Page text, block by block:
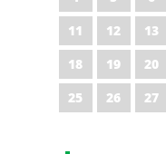
11
12 13
18
19 20
25
26 27